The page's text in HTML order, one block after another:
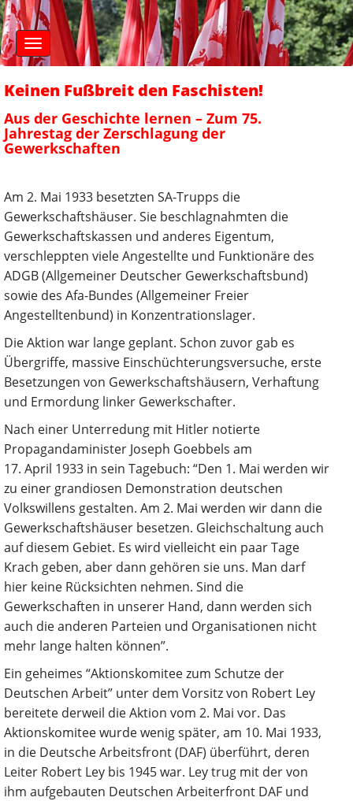
M
a
i
n
e
u
S
k
i
p
o
c
o
n
t
Keinen Fußbreit den Faschisten!
Aus der Geschichte lernen – Zum 75.
Jahrestag der Zerschlagung der
Gewerkschaften
Am 2. Mai 1933 besetzten SA-Trupps die
Gewerkschaftshäuser. Sie beschlagnahmten die
Gewerkschaftskassen und anderes Eigentum,
verschleppten viele Angestellte und Funktionäre des
ADGB (Allgemeiner Deutscher Gewerkschaftsbund)
sowie des Afa-Bundes (Allgemeiner Freier
Angestelltenbund) in Konzentrationslager.
Die Aktion war lange geplant. Schon zuvor gab es
Übergriffe, massive Einschüchterungsversuche, erste
Besetzungen von Gewerkschaftshäusern, Verhaftung
und Ermordung linker Gewerkschafter.
Nach einer Unterredung mit Hitler notierte
Propagandaminister Joseph Goebbels am
17. April 1933 in sein Tagebuch: “Den 1. Mai werden wir
zu einer grandiosen Demonstration deutschen
Volkswillens gestalten. Am 2. Mai werden wir dann die
Gewerkschaftshäuser besetzen. Gleichschaltung auch
auf diesem Gebiet. Es wird vielleicht ein paar Tage
Krach geben, aber dann gehören sie uns. Man darf
hier keine Rücksichten nehmen. Sind die
Gewerkschaften in unserer Hand, dann werden sich
auch die anderen Parteien und Organisationen nicht
mehr lange halten können”.
Ein geheimes “Aktionskomitee zum Schutze der
Deutschen Arbeit” unter dem Vorsitz von Robert Ley
bereitete derweil die Aktion vom 2. Mai vor. Das
Aktionskomitee wurde wenig später, am 10. Mai 1933,
in die Deutsche Arbeitsfront (DAF) überführt, deren
Leiter Robert Ley bis 1945 war. Ley trug mit der von
ihm aufgebauten Deutschen Arbeiterfront DAF und